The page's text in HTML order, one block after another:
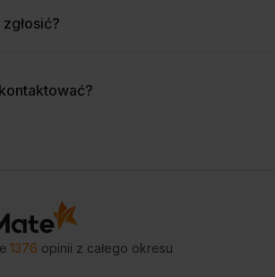
1376 opinii z całego okresu